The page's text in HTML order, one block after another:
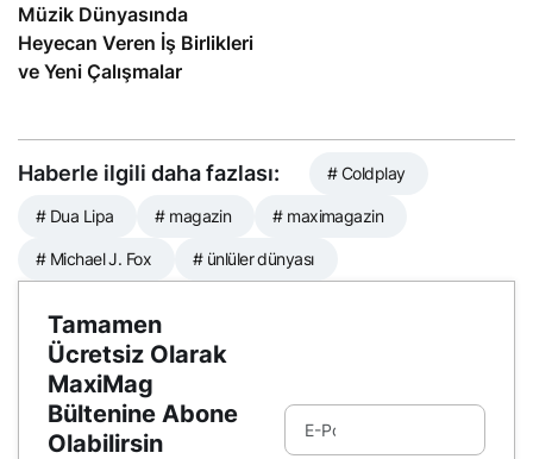
Müzik Dünyasında
Heyecan Veren İş Birlikleri
ve Yeni Çalışmalar
Haberle ilgili daha fazlası: # Coldplay
# Dua Lipa # magazin # maximagazin
# Michael J. Fox # ünlüler dünyası
Tamamen
Ücretsiz Olarak
MaxiMag
Bültenine Abone
Olabilirsin